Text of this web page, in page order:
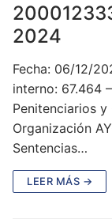
2024
Fecha: 06/12/
interno: 67.464
Penitenciarios y
Organización
Sentencias…
LEER MÁS →